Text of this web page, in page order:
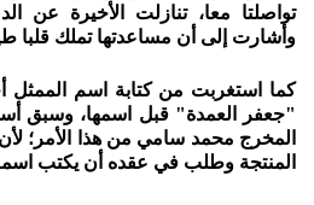
تواصلتا معا، تنازلت الأخيرة عن
وأشارت إلى أن مساعدتها تملك قلبا
كما استغربت من كتابة اسم
"جعفر العمدة" قبل اسمها، وسبق
المخرج محمد سامي من هذا الأمر؛
المنتجة وطلب في عقده أن يكتب